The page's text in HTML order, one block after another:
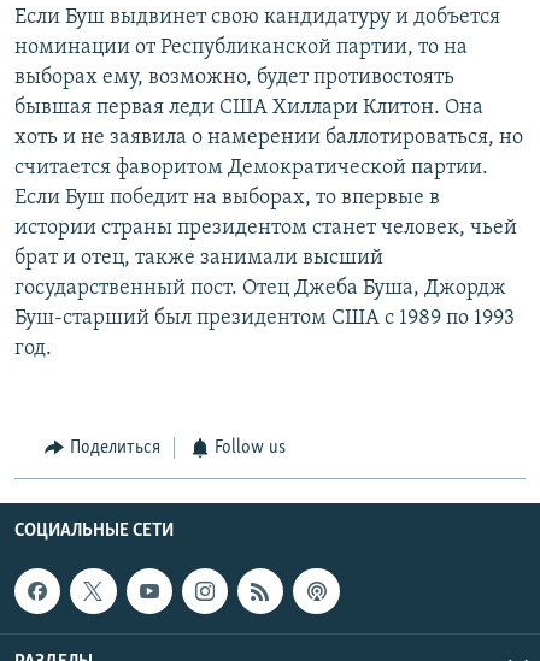
Если Буш выдвинет свою кандидатуру и добъется
номинации от Республиканской партии, то на
выборах ему, возможно, будет противостоять
бывшая первая леди США Хиллари Клитон. Она
хоть и не заявила о намерении баллотироваться, но
считается фаворитом Демократической партии.
Если Буш победит на выборах, то впервые в
истории страны президентом станет человек, чьей
брат и отец, также занимали высший
государственный пост. Отец Джеба Буша, Джордж
Буш-старший был президентом США с 1989 по 1993
год.
Поделиться Follow us
СОЦИАЛЬНЫЕ СЕТИ